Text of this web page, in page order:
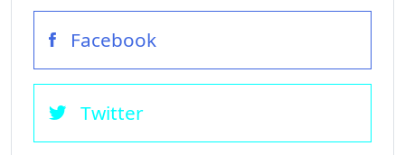
Facebook
Twitter